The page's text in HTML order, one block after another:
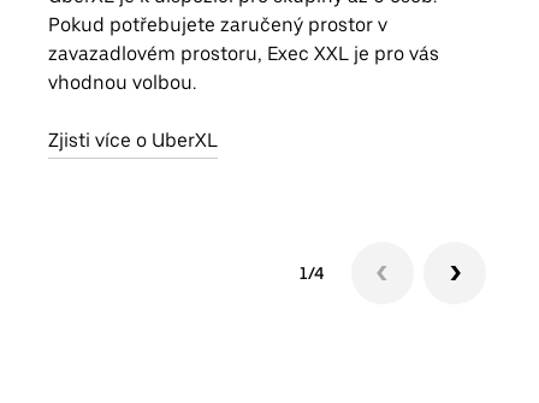
Pokud potřebujete zaručený prostor v
zavazadlovém prostoru, Exec XXL je pro vás
vhodnou volbou.
Zjisti více o UberXL
1/4